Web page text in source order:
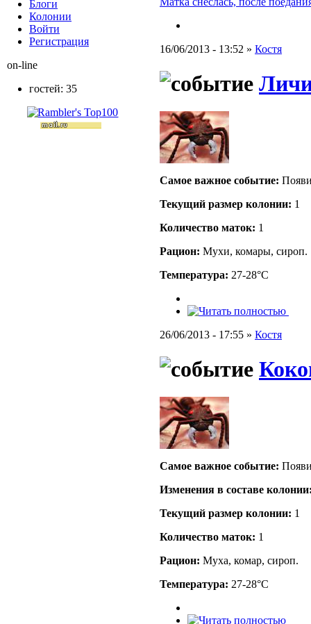
16/06/2013 - 13:52 » Костя
Самое важное событие:
Текущий размер кoлонии: 1
Количество маток: 1
Рацион: Мухи, комары, сироп.
Температура: 27-28°C
26/06/2013 - 17:55 » Костя
Самое важное событие:
Изменения в составе
Текущий размер кoлонии: 1
Количество маток: 1
Рацион: Муха, комар, сироп.
Температура: 27-28°C
Блоги
Колонии
Войти
Peгиcтpaция
on-line
гостей: 35